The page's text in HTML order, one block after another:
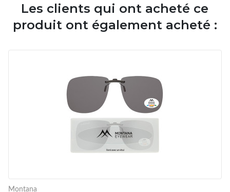
Les clients qui ont acheté ce
produit ont également acheté :
Montana